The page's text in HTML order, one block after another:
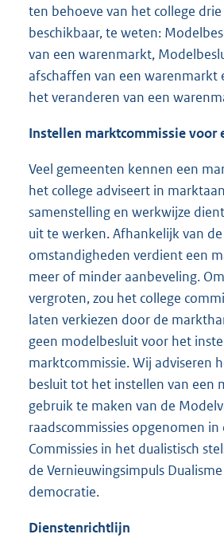
ten behoeve van het college
beschikbaar, te weten:
van een warenmarkt,
afschaffen van een
het veranderen van een
Instellen marktcommissie voor
Veel gemeenten kennen een
het college adviseert in
samenstelling en werkwijze
uit te werken. Afhankelijk van
omstandigheden verdient een
meer of minder aanbeveling.
vergroten, zou het college
laten verkiezen door de
geen modelbesluit voor het
marktcommissie. Wij adviseren
besluit tot het instellen van een
gebruik te maken van de
raadscommissies opgenomen
Commissies in het dualistisch
de Vernieuwingsimpuls
democratie.
Dienstenrichtlijn